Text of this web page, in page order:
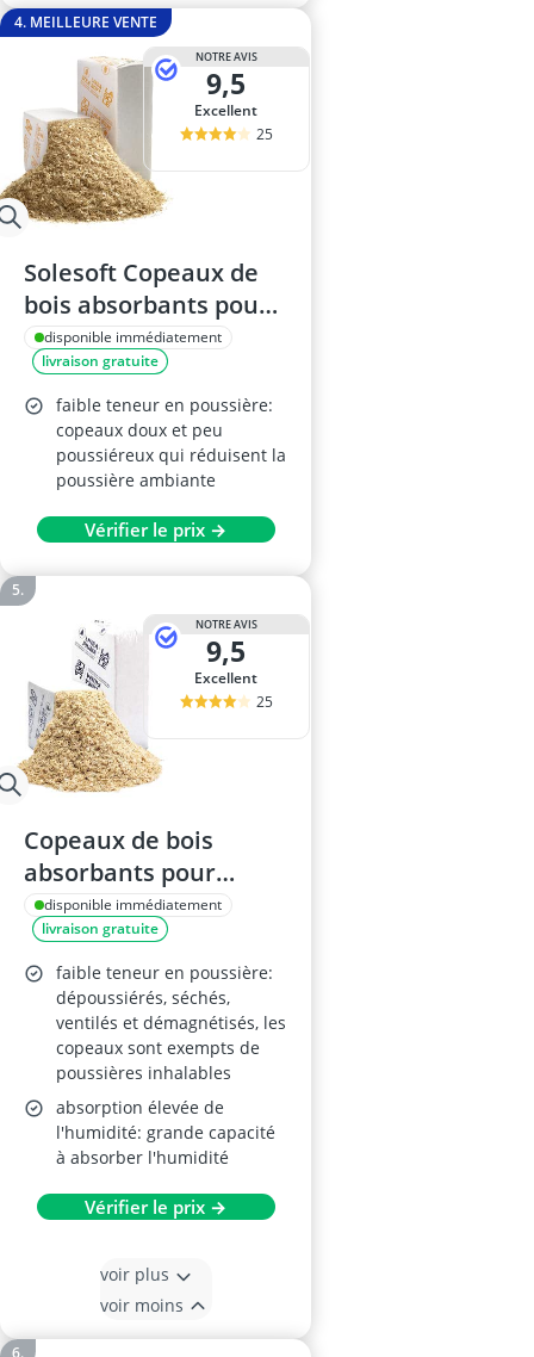
4. MEILLEURE VENTE
NOTRE AVIS
9,5
Excellent
25
Solesoft Copeaux de
bois absorbants pour
animaux – litière,
balles 400 L
disponible immédiatement
livraison gratuite
faible teneur en poussière:
copeaux doux et peu
poussiéreux qui réduisent la
poussière ambiante
Vérifier le prix →
NOTRE AVIS
9,5
Excellent
25
Copeaux de bois
absorbants pour
animaux – litière de
qualité pour chevaux,
avicoles, rongeurs et
terrariums, balles de
400 L (Plume)
disponible immédiatement
livraison gratuite
faible teneur en poussière:
dépoussiérés, séchés,
ventilés et démagnétisés, les
copeaux sont exempts de
poussières inhalables
absorption élevée de
l'humidité: grande capacité
à absorber l'humidité
Vérifier le prix →
voir plus
voir moins